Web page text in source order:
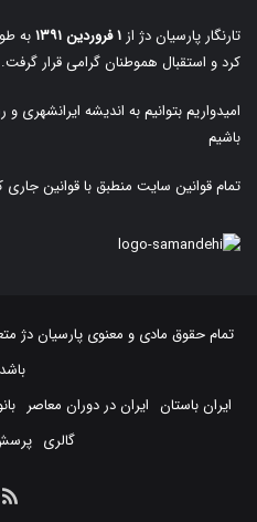
تارنگار پارسیان دژ از ۱ فروردین ۱۳۹۱
به
کرد و استقبال هموطنان گرامی قرار گرفت.
امیدواریم بتوانیم به اندیشه
باشیم
تمام قوانین سایت منطبق با قوانین
تمام حقوق مادی و معنوی پارسیان دژ
ایران باستان ایران در دوران معاصر
گالری